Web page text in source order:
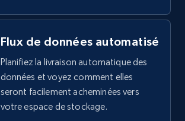
Flux de données automatisé
Planifiez la livraison automatique des
données et voyez comment elles
seront facilement acheminées vers
votre espace de stockage.